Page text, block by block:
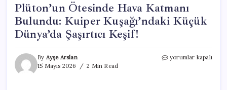
Plüton’un Ötesinde Hava Katmanı
Bulundu: Kuiper Kuşağı’ndaki Küçük
Dünya’da Şaşırtıcı Keşif!
By Ayşe Arslan
15 Mayıs 2026
2 Min Read
Plüton’un
yorumlar kapalı